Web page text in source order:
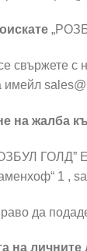
свържете с
на жалба
ГОЛД”
1 ,
да
на